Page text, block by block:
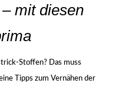
mit diesen
Stoffen? Das muss
Tipps zum Vernähen der